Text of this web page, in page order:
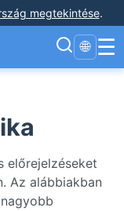
megtekintése.
🌐 ☰
előrejelzéseket
Az alábbiakban